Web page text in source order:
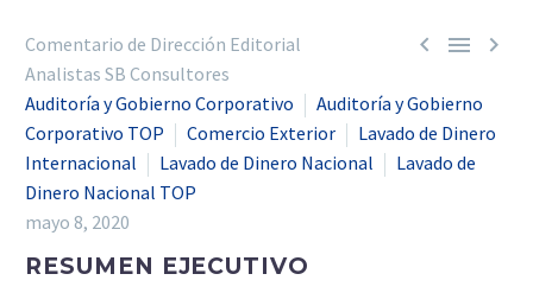
  
Comentario de Dirección Editorial
Analistas SB Consultores
Auditoría y Gobierno Corporativo
Auditoría y Gobierno
Corporativo TOP
Comercio Exterior
Lavado de Dinero
Internacional
Lavado de Dinero Nacional
Lavado de
Dinero Nacional TOP
mayo 8, 2020
RESUMEN EJECUTIVO